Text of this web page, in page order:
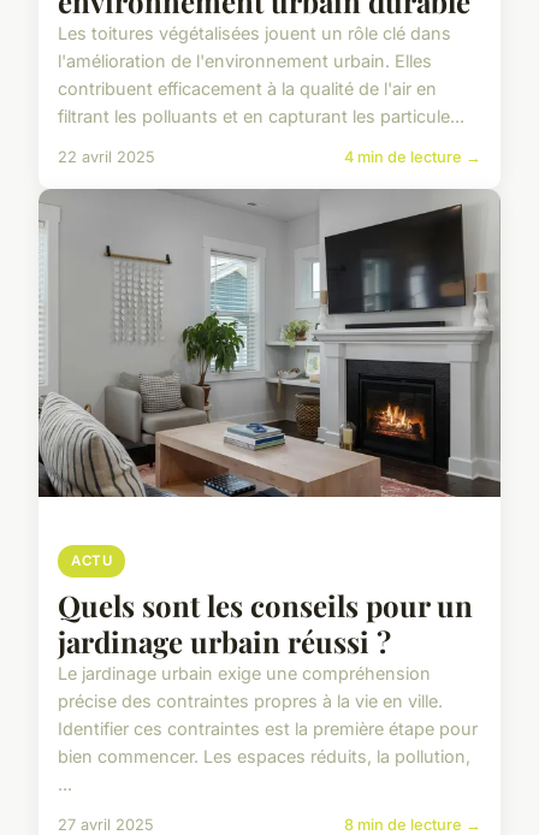
Les toitures végétalisées jouent un rôle clé dans
l'amélioration de l'environnement urbain. Elles
contribuent efficacement à la qualité de l'air en
filtrant les polluants et en capturant les particule...
22 avril 2025 4 min de lecture →
ACTU
Quels sont les conseils pour un
jardinage urbain réussi ?
Le jardinage urbain exige une compréhension
précise des contraintes propres à la vie en ville.
Identifier ces contraintes est la première étape pour
bien commencer. Les espaces réduits, la pollution,
...
27 avril 2025 8 min de lecture →